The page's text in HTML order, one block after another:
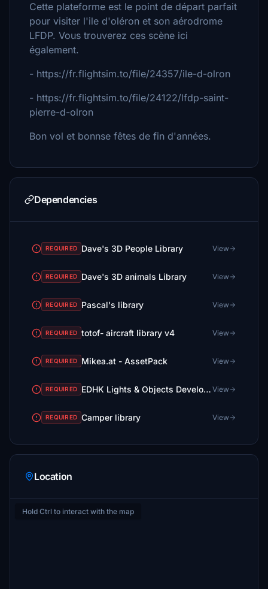
Cette plateforme est le point de départ parfait
pour visiter l'ile d'oléron et son aérodrome
LFDP. Vous trouverez ces scène ici
également.
- https://fr.flightsim.to/file/24357/ile-d-olron
- https://fr.flightsim.to/file/24122/lfdp-saint-
pierre-d-olron
Bon vol et bonnse fêtes de fin d'années.
Dependencies
REQUIRED Dave's 3D People Library View
REQUIRED Dave's 3D animals Library View
REQUIRED Pascal's library View
REQUIRED totof- aircraft library v4 View
REQUIRED Mikea.at - AssetPack View
REQUIRED EDHK Lights & Objects Developers Pack (Asset-Pack) View
REQUIRED Camper library View
Location
Hold Ctrl to interact with the map